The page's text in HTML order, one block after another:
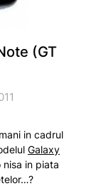
(GT
in cadrul
Galaxy
in piata